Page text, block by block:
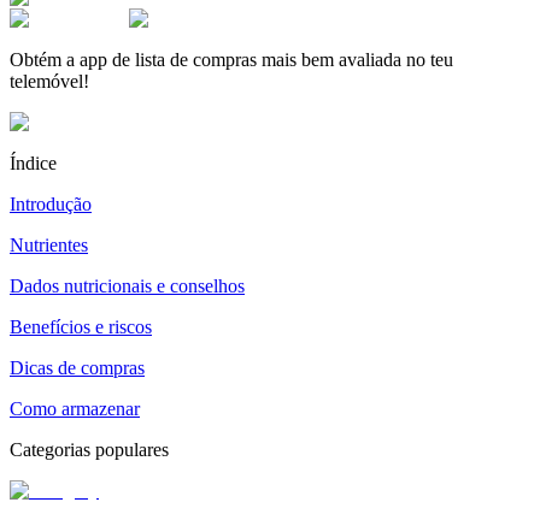
Obtém a app de lista de compras mais bem avaliada no teu
telemóvel!
Índice
Introdução
Nutrientes
Dados nutricionais e conselhos
Benefícios e riscos
Dicas de compras
Como armazenar
Categorias populares